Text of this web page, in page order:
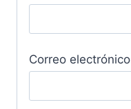
Correo electrónico